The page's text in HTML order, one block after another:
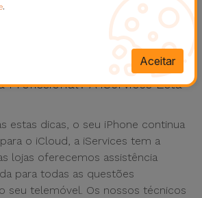
exige ligação Wi-Fi, não sendo
dados móveis. Para fazer backup
a ligação ao computador via
guardar uma cópia local.
Profissional? A iServices Está
estas dicas, o seu iPhone continua
o iCloud, a iServices tem a
lojas oferecemos assistência
para todas as questões
seu telemóvel. Os nossos técnicos
.
Aceitar